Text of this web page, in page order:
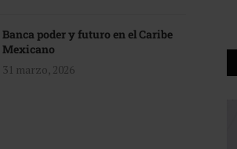
Banca poder y futuro en el Caribe
Mexicano
31 marzo, 2026